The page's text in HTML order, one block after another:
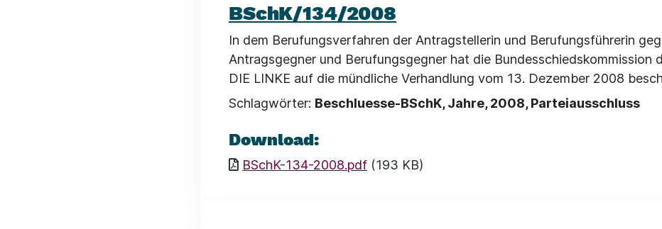
BSchK/134/2008
In dem Berufungsverfahren der Antragstellerin und Berufungsführerin
Antragsgegner und Berufungsgegner hat die Bundesschiedskommission
DIE LINKE auf die mündliche Verhandlung vom 13. Dezember 2008
Schlagwörter: Beschluesse-BSchK, Jahre, 2008, Parteiausschluss
Download:
BSchK-134-2008.pdf (193 KB)